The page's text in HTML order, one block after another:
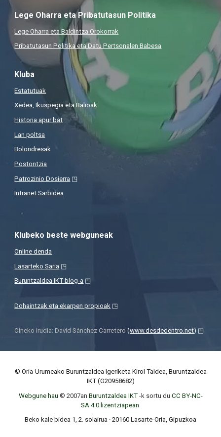
Lege Oharra eta Pribatutasun Politika
Lege Oharra eta Baldintza Orokorrak
Pribatutasun Politika eta Datu Pertsonalen Babesa
Kluba
Estatutuak
Xedea, Ikuspegia eta Balioak
Historia apur bat
Lan poltsa
Bolondresak
Postontzia
Patrozinio Dosierra ◳
Intranet Sarbidea
Klubeko beste webguneak
Online denda
Lasarteko Saria ◳
Buruntzaldea IKT blog-a ◳
Dohaintzak eta ekarpen propioak ◳
Oineko irudia: David Sánchez Carretero (www.desdedentro.net) ◳
© Oria-Urumeako Buruntzaldea Igeriketa Kirol Taldea, Buruntzaldea
IKT (G20958682)
Webgune hau © 2007an Buruntzaldea IKT -k sortu du CC BY-NC-
SA 4.0lizentziapean
Beko kale bidea 1, 2. solairua · 20160 Lasarte-Oria, Gipuzkoa